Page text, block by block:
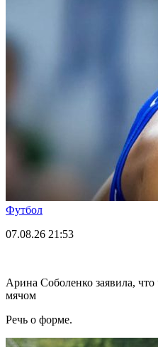
Футбол
07.08.26 21:53
Арина Соболенко заявила, что
мячом
Речь о форме.